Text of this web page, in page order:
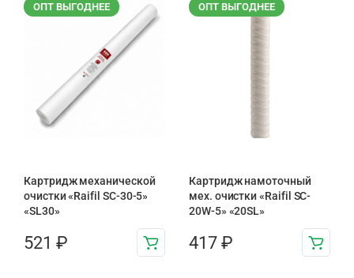
ОПТ ВЫГОДНЕЕ
Картридж механической
очистки «Raifil SC-30-5»
«SL30»
521 ₽
ОПТ ВЫГОДНЕЕ
Картридж намоточный
мех. очистки «Raifil SC-
20W-5» «20SL»
417 ₽